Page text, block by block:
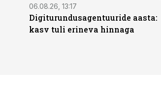
06.08.26, 13:17
Digiturundusagentuuride aasta:
kasv tuli erineva hinnaga